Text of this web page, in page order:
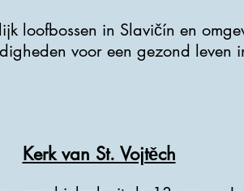
loofbossen in Slavičín en
voor een gezond leven
Kerk van St. Vojtěch